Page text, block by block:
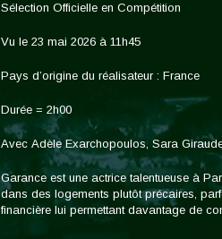
Sélection Officielle en Compétition
Vu le 23 mai 2026 à 11h45
Pays d’origine du réalisateur : France
Durée = 2h00
Avec Adèle Exarchopoulos, Sara
Garance est une actrice talentueuse à
dans des logements plutôt précaires,
financière lui permettant davantage de